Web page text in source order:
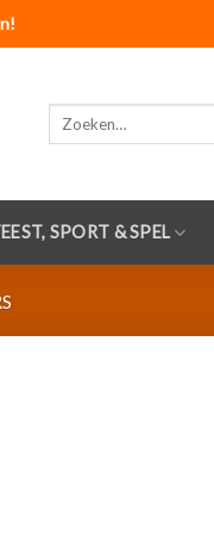
Zoeken
SPORT & SPEL